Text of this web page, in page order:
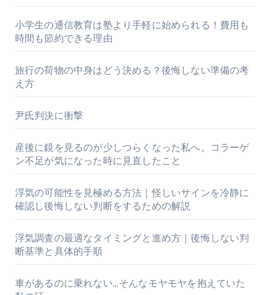
小学生の通信教育は塾より手軽に始められる！費用も
時間も節約できる理由
旅行の荷物の中身はどう決める？後悔しない準備の考
え方
尹氏判決に衝撃
産後に鏡を見るのが少しつらくなった私へ。コラーゲ
ン不足が気になった時に見直したこと
浮気の可能性を見極める方法｜怪しいサインを冷静に
確認し後悔しない判断をするための解説
浮気調査の最適なタイミングと進め方｜後悔しない判
断基準と具体的手順
車があるのに乗れない…そんなモヤモヤを抱えていた